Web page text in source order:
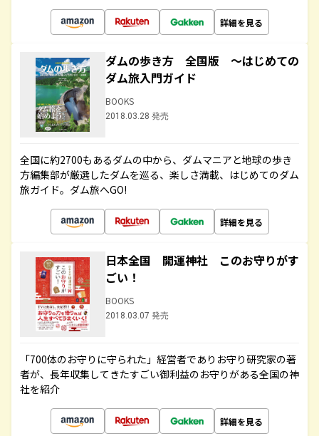
詳細を見る
ダムの歩き方 全国版 ～はじめての
ダム旅入門ガイド
BOOKS
2018.03.28 発売
全国に約2700もあるダムの中から、ダムマニアと地球の歩き
方編集部が厳選したダムを巡る、楽しさ満載、はじめてのダム
旅ガイド。ダム旅へGO!
詳細を見る
日本全国 開運神社 このお守りがす
ごい！
BOOKS
2018.03.07 発売
「700体のお守りに守られた」経営者でありお守り研究家の著
者が、長年収集してきたすごい御利益のお守りがある全国の神
社を紹介
詳細を見る